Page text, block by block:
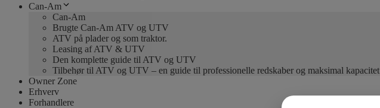
Can-Am
Can-Am
Brugte Can-Am ATV og UTV
ATV på plader og som traktor.
Leasing af ATV & UTV
Den komplette guide til ATV og UTV
Tilbehør til ATV og UTV – en guide til professionelle redskaber og maksimal kapacitet
Owner Zone
Erhverv
Forhandlere